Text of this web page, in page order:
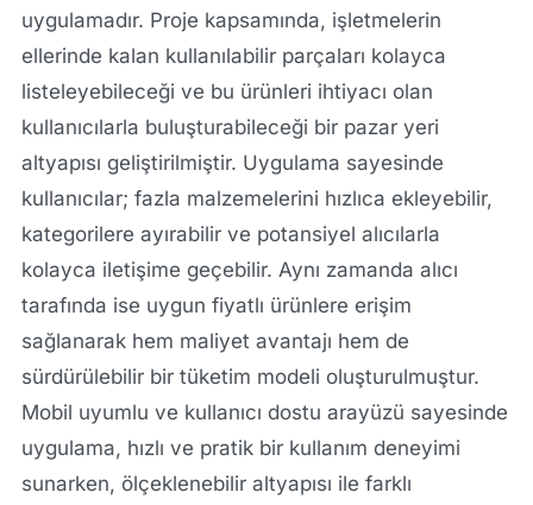
uygulamadır. Proje kapsamında, işletmelerin
ellerinde kalan kullanılabilir parçaları kolayca
listeleyebileceği ve bu ürünleri ihtiyacı olan
kullanıcılarla buluşturabileceği bir pazar yeri
altyapısı geliştirilmiştir. Uygulama sayesinde
kullanıcılar; fazla malzemelerini hızlıca ekleyebilir,
kategorilere ayırabilir ve potansiyel alıcılarla
kolayca iletişime geçebilir. Aynı zamanda alıcı
tarafında ise uygun fiyatlı ürünlere erişim
sağlanarak hem maliyet avantajı hem de
sürdürülebilir bir tüketim modeli oluşturulmuştur.
Mobil uyumlu ve kullanıcı dostu arayüzü sayesinde
uygulama, hızlı ve pratik bir kullanım deneyimi
sunarken, ölçeklenebilir altyapısı ile farklı